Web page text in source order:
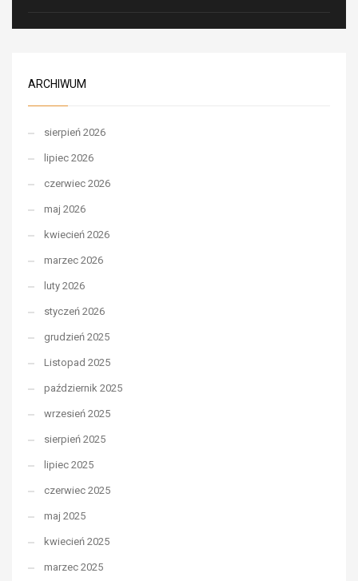
ARCHIWUM
sierpień 2026
lipiec 2026
czerwiec 2026
maj 2026
kwiecień 2026
marzec 2026
luty 2026
styczeń 2026
grudzień 2025
Listopad 2025
październik 2025
wrzesień 2025
sierpień 2025
lipiec 2025
czerwiec 2025
maj 2025
kwiecień 2025
marzec 2025